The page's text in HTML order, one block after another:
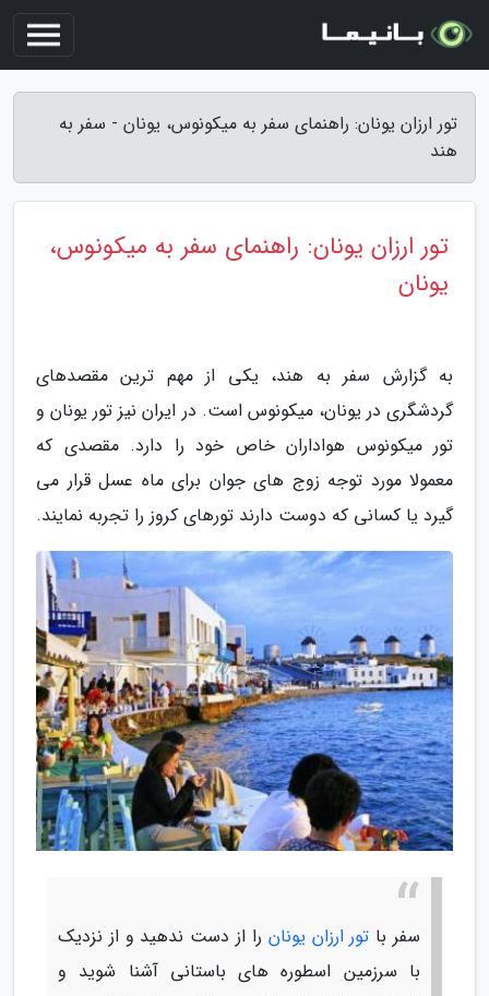
تور ارزان یونان: راهنمای سفر به میکونوس، یونان - سفر به
هند
تور ارزان یونان: راهنمای سفر به میکونوس،
یونان
به گزارش سفر به هند، یکی از مهم ترین مقصدهای
گردشگری در یونان، میکونوس است. در ایران نیز تور یونان و
تور میکونوس هواداران خاص خود را دارد. مقصدی که
معمولا مورد توجه زوج های جوان برای ماه عسل قرار می
گیرد یا کسانی که دوست دارند تورهای کروز را تجربه نمایند.
سفر با تور ارزان یونان را از دست ندهید و از نزدیک
با سرزمین اسطوره های باستانی آشنا شوید و